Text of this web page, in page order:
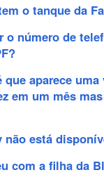
o tanque da
o número de
que aparece uma
em um mês
não está
com a filha da